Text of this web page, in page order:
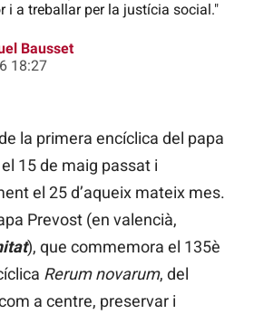
i a treballar per la justícia social."
Bausset
18:27
la primera encíclica del papa
15 de maig passat i
el 25 d’aqueix mateix mes.
Prevost (en valencià,
), que commemora el 135è
Rerum novarum, del
a centre, preservar i